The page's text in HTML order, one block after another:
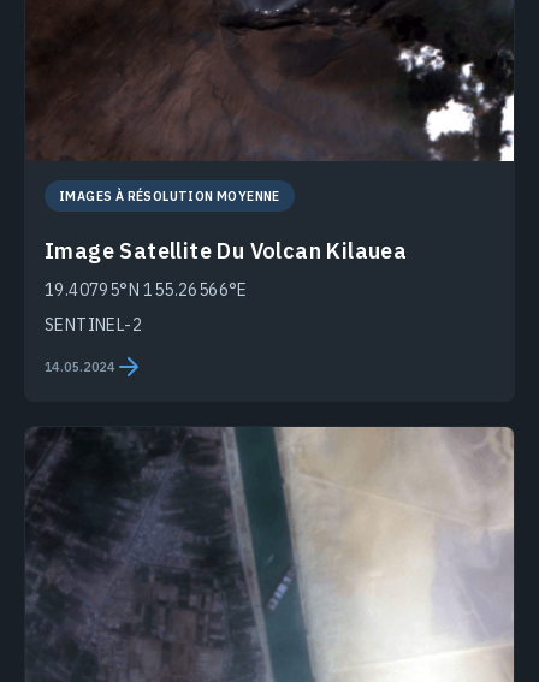
IMAGES À RÉSOLUTION MOYENNE
Image Satellite Du Volcan Kilauea
19.40795°N 155.26566°E
SENTINEL-2
14.05.2024